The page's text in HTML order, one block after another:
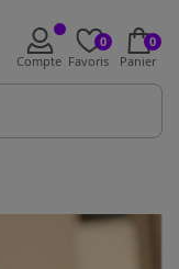
Compte
0
Favoris
0
Panier